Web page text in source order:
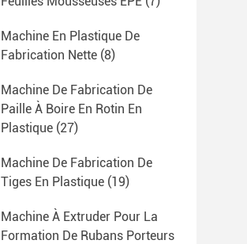
Machine En Plastique De
Fabrication Nette (8)
Machine De Fabrication De
Paille À Boire En Rotin En
Plastique (27)
Machine De Fabrication De
Tiges En Plastique (19)
Machine À Extruder Pour La
Formation De Rubans Porteurs